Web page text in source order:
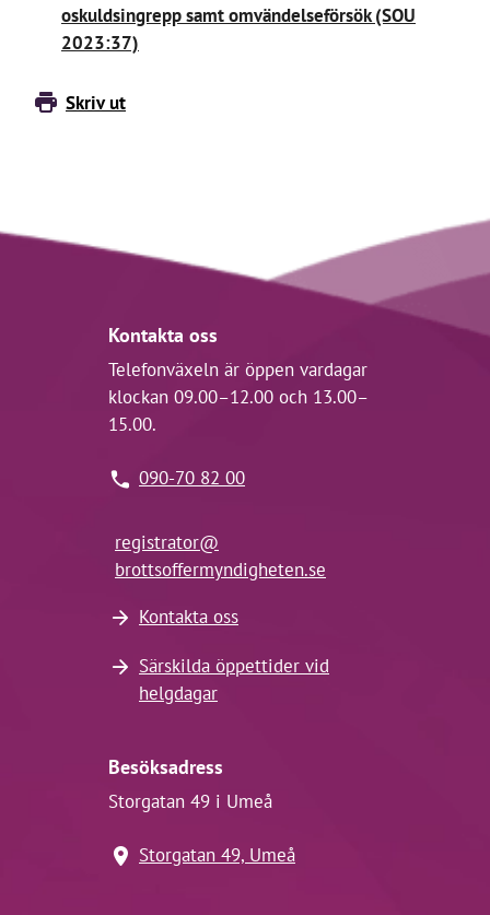
oskuldsingrepp samt omvändelseförsök (SOU
2023:37)
Skriv ut
Kontakta oss
Telefonväxeln är öppen vardagar
klockan 09.00–12.00 och 13.00–
15.00.
090-70 82 00
registrator@
brottsoffermyndigheten.se
Kontakta oss
Särskilda öppettider vid
helgdagar
Besöksadress
Storgatan 49 i Umeå
Storgatan 49, Umeå